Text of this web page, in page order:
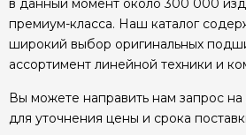
в данный момент около 300 000
премиум-класса. Наш каталог
широкий выбор оригинальных
ассортимент линейной техники и
Вы можете направить нам запрос
для уточнения цены и срока